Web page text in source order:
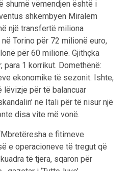
shumë vëmendjen është i
shkëmbyen Miralem
një transfertë miliona
Torino për 72 milionë euro,
për 60 milionë. Gjithçka
para 1 korrikut. Domethënë:
ekonomike të sezonit. Ishte,
lëvizje për të balancuar
në Itali për të nisur një
disa vite më vonë.
e fitimeve
e operacioneve të tregut që
të tjera, sqaron për